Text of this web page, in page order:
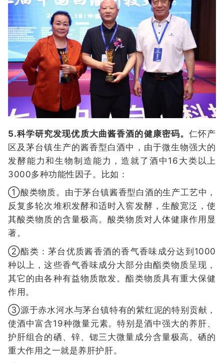
5.科学研究发现优质大曲酱香酒的健康密码。仁怀产
区及茅台镇生产的酱香型白酒中，由于微生物强大的
发酵能力和生物制造能力，造就了酒中16大类以上
3000多种功能性因子。比如：
①酸类物质。由于茅台镇酱香型白酒的生产工艺中，
反复多轮次堆积发酵和适时入窖发酵，生酸宽泛，使
其酸类物质的含量极高。酸类物质对人体健康作用显
著。
②酯类：茅台优质酱香酒的香气香味成分达到1000
种以上，这些香气香味成分大部分由酯类物质呈现，
其它的由各种有益物质散发。酯类物质具有重大保健
作用。
③源于赤水河水与茅台镇特有的紫红泥的特别贡献，
使酒中富含19种微量元素。特别是酒中强大的养肝、
护肝组合的硒、锌、锶三大微量成分含量极高。硒的
重大作用之一就是养肝护肝。